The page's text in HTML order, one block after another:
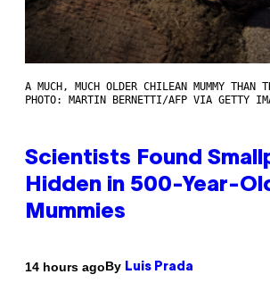
A MUCH, MUCH OLDER CHILEAN MUMMY THAN
PHOTO: MARTIN BERNETTI/AFP VIA GETTY
Scientists Found
Hidden in 500-Year-
Mummies
14 hours agoBy Luis Prada